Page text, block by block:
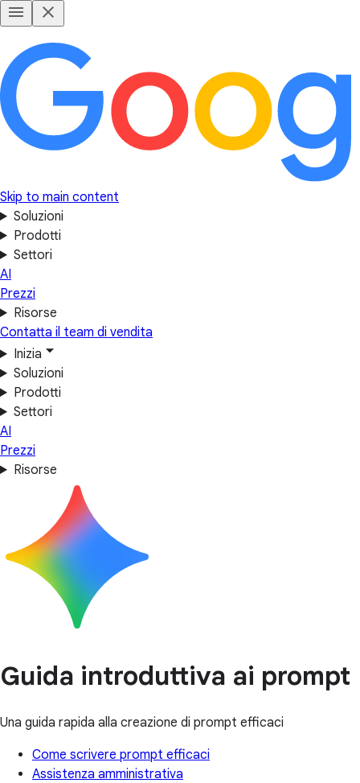
Skip to main content
Soluzioni
Prodotti
Settori
AI
Prezzi
Risorse
Contatta il team di vendita
Inizia
Soluzioni
Prodotti
Settori
AI
Prezzi
Risorse
Guida introduttiva ai prompt
Una guida rapida alla creazione di prompt efficaci
Come scrivere prompt efficaci
Assistenza amministrativa